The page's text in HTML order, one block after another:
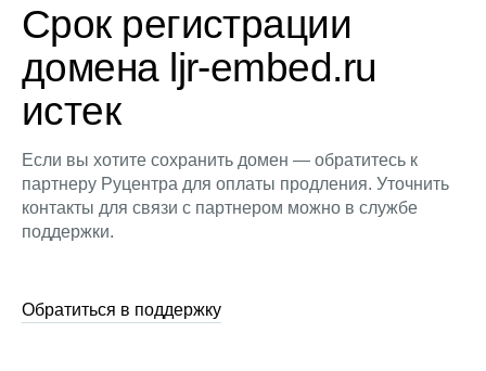
Срок регистрации
домена ljr-embed.ru
истек
Если вы хотите сохранить домен — обратитесь к
партнеру Руцентра для оплаты продления. Уточнить
контакты для связи с партнером можно в службе
поддержки.
Обратиться в поддержку